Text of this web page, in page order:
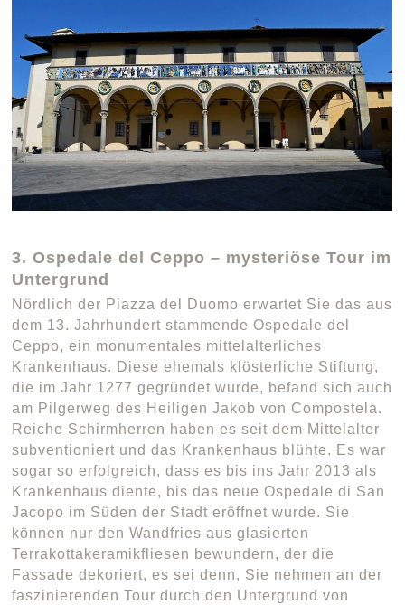
3. Ospedale del Ceppo – mysteriöse Tour im
Untergrund
Nördlich der Piazza del Duomo erwartet Sie das aus
dem 13. Jahrhundert stammende Ospedale del
Ceppo, ein monumentales mittelalterliches
Krankenhaus. Diese ehemals klösterliche Stiftung,
die im Jahr 1277 gegründet wurde, befand sich auch
am Pilgerweg des Heiligen Jakob von Compostela.
Reiche Schirmherren haben es seit dem Mittelalter
subventioniert und das Krankenhaus blühte. Es war
sogar so erfolgreich, dass es bis ins Jahr 2013 als
Krankenhaus diente, bis das neue Ospedale di San
Jacopo im Süden der Stadt eröffnet wurde. Sie
können nur den Wandfries aus glasierten
Terrakottakeramikfliesen bewundern, der die
Fassade dekoriert, es sei denn, Sie nehmen an der
faszinierenden Tour durch den Untergrund von